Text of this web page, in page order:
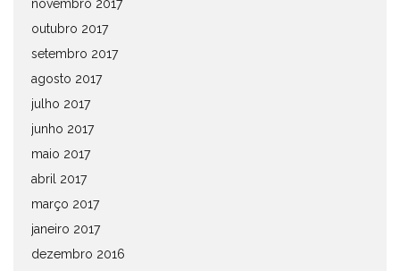
novembro 2017
outubro 2017
setembro 2017
agosto 2017
julho 2017
junho 2017
maio 2017
abril 2017
março 2017
janeiro 2017
dezembro 2016